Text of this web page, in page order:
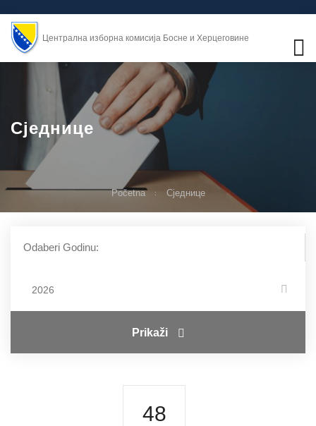
Централна изборна комисија Босне и Херцеговине
Сједнице
Početna Сједнице
Odaberi Godinu:
2026
Prikaži
48